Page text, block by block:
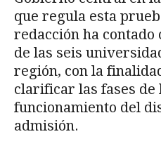
que regula esta
redacción ha contado
de las seis
región, con la
clarificar las fases de
funcionamiento del
admisión.